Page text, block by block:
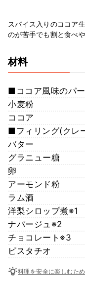
スパイス入りのココア
のが苦手でも割と食べ
材料
■ココア風味のパ
小麦粉
ココア
■フィリング(クレ
バター
グラニュー糖
卵
アーモンド粉
ラム酒
洋梨シロップ煮※1
ナパージュ※2
チョコレート※3
ピスタチオ
料理を安全に楽しむた